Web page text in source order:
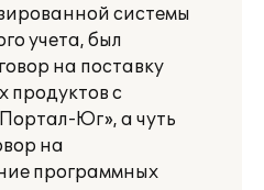
системы
учета, был
на поставку
продуктов с
Юг», а чуть
на
программных